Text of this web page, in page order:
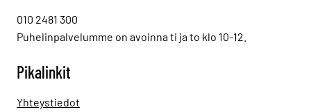
010 2481 300
Puhelinpalvelumme on avoinna ti ja to klo 10-12.
Pikalinkit
Yhteystiedot